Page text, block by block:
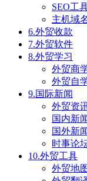
SEO工
主机域
6.外贸收款
7.外贸软件
8.外贸学习
外贸商
外贸自
9.国际新闻
外贸资
国内新
国外新
时事论
10.外贸工具
外贸地